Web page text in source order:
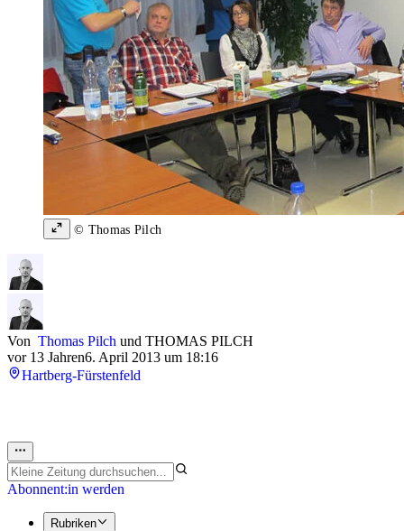
© Thomas Pilch
Von Thomas Pilch und THOMAS PILCH
vor 13 Jahren6. April 2013 um 18:16
Hartberg-Fürstenfeld
Abonnent:in werden
Rubriken